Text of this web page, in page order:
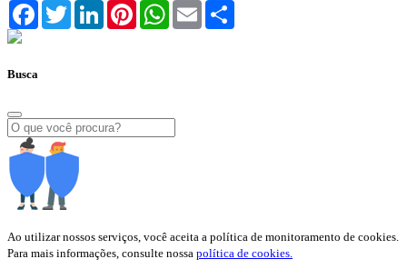
FacebookTwitterLinkedInPinterestWhatsApp
Email
Busca
Ao utilizar nossos serviços, você aceita a política de monitoramento de cookies.
Para mais informações, consulte nossa política de cookies.